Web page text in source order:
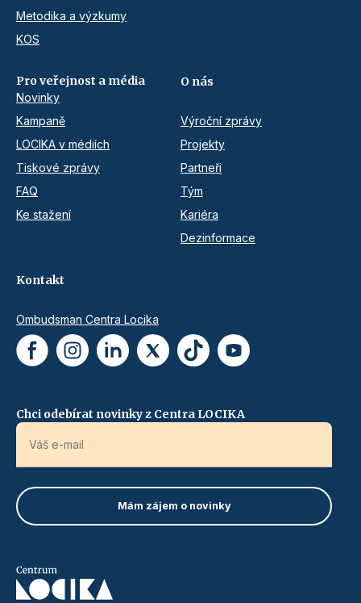
Metodika a výzkumy
KOS
Pro veřejnost a média
Novinky
Kampaně
LOCIKA v médiích
Tiskové zprávy
FAQ
Ke stažení
O nás
Výroční zprávy
Projekty
Partneři
Tým
Kariéra
Dezinformace
Kontakt
Ombudsman Centra Locika
Chci odebírat novinky z Centra LOCIKA